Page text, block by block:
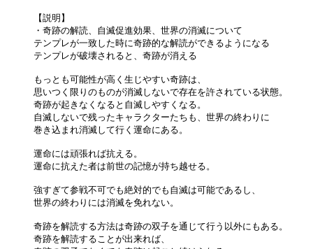
【説明】
・奇跡の解読、自滅促進効果、世界の消滅について
テンプレが一致した時に奇跡的な解読ができるようになる
テンプレが破壊されると、奇跡が消える
もっとも可能性が高く生じやすい奇跡は、
思いつく限りのものが消滅しないで存在を許されている状態。
奇跡が起きなくなると自滅しやすくなる。
自滅しないで残ったキャラクターたちも、世界の終わりに
巻き込まれ消滅して行く運命にある。
運命には頑張れば抗える。
運命に抗えた者は前世の記憶が持ち越せる。
強すぎて参戦不可でも絶対的でも自滅は可能であるし、
世界の終わりには消滅を免れない。
奇跡を解読する方法は奇跡の双子を通じて行う以外にもある。
奇跡を解読することが出来れば、